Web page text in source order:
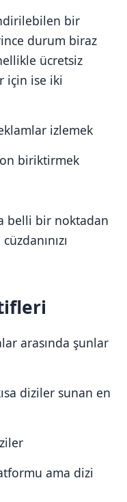
bir
durum biraz
ücretsiz
için ise iki
izlemek
biriktirmek
belli bir noktadan
arasında şunlar
diziler sunan en
ama dizi